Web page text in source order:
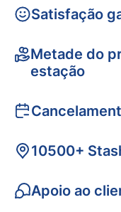
Satisfação
Metade do
estação
10500+
Apoio ao